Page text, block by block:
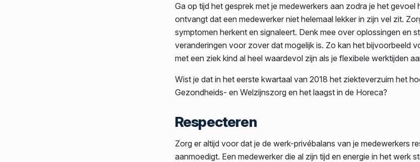
Ga op tijd het gesprek met je medewerkers aan zodra je het gevoel
ontvangt dat een medewerker niet helemaal lekker in zijn vel zit.
symptomen herkent en signaleert. Denk mee over oplossingen en
veranderingen voor zover dat mogelijk is. Zo kan het bijvoorbeeld
met een ziek kind al heel waardevol zijn als je flexibele werktijden
Wist je dat in het eerste kwartaal van 2018 het ziekteverzuim het
Gezondheids- en Welzijnszorg en het laagst in de Horeca?
Respecteren
Zorg er altijd voor dat je de werk-privébalans van je medewerkers
aanmoedigt. Een medewerker die al zijn tijd en energie in het werk